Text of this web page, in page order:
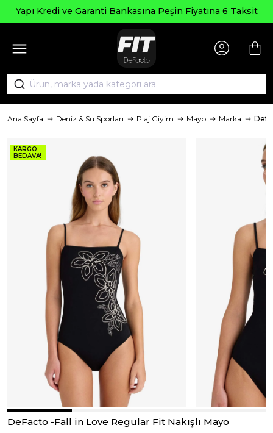
Yapı Kredi ve Garanti Bankasına Peşin Fiyatına 6 Taksit
Ana Sayfa Deniz & Su Sporları Plaj Giyim Mayo Marka
KARGO
BEDAVA!
DeFacto -Fall in Love Regular Fit Nakışlı Mayo